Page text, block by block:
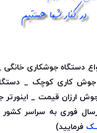
دستگاه جوشکاری
جوش کاری کوچک _
ارزان قیمت _ اینورتر
فوری به سراسر
فرمایید)